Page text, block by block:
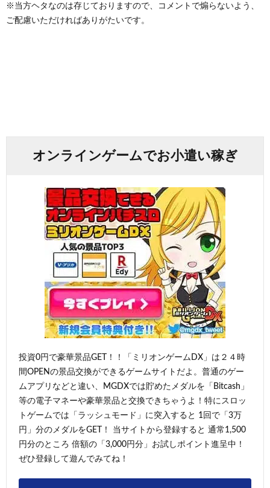
※当方ヘタなのは存じておりますので、コメントで煽らないよう、
ご配慮いただければありがたいです。
オンラインゲームでお小遣い稼ぎ
投資0円で豪華景品GET！！「ミリオンゲームDX」は２４時
間OPENの景品交換ができるゲームサイトだよ。普通のゲー
ムアプリなどと違い、MGDXでは貯めたメダルを「Bitcash」
等の電子マネーや豪華景品と交換できちゃうよ！特にスロッ
トゲームでは「ラッシュモード」に突入すると 1回で「3万
円」分のメダルをGET！ 当サイトから登録すると 通常1,500
円分のところ 倍額の「3,000円分」お試しポイント進呈中！
ぜひ登録して遊んでみてね！